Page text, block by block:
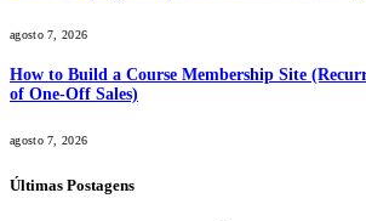
agosto 7, 2026
How to Build a Course Membership Site
of One-Off Sales)
agosto 7, 2026
Últimas Postagens